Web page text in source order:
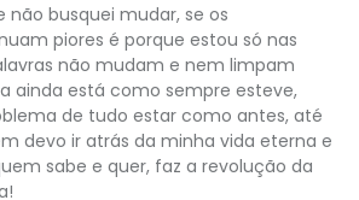
busquei mudar, se os
piores é porque estou só nas
não mudam e nem limpam
ainda está como sempre esteve,
de tudo estar como antes, até
devo ir atrás da minha vida eterna e
sabe e quer, faz a revolução da